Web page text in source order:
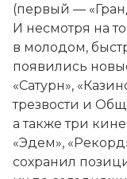
(первый —
И несмотря на
в молодом,
появились
«Сатурн»,
трезвости и
а также три
«Эдем»,
сохранил